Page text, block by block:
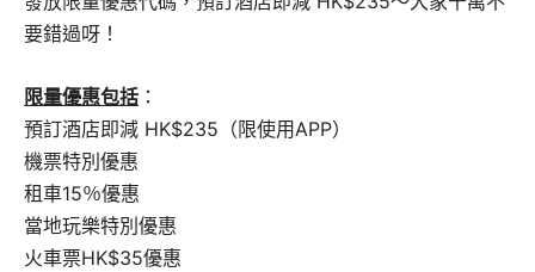
要錯過呀！
限量優惠包括 ：
預訂酒店即減 HK$235（限使用APP）
機票特別優惠
租車15％優惠
當地玩樂特別優惠
火車票HK$35優惠